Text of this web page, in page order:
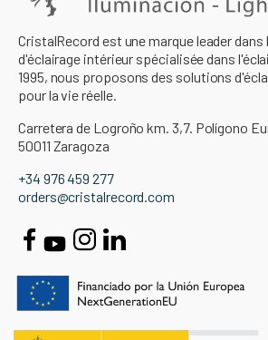
CristalRecord est une marque leader
d'éclairage intérieur spécialisée dans
1995, nous proposons des solutions
pour la vie réelle.
Carretera de Logroño km. 3,7. Polígono
50011 Zaragoza
+34 976 459 277
orders@cristalrecord.com